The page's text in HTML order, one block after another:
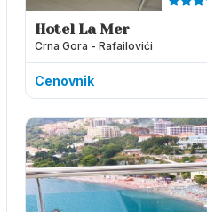
Hotel La Mer
Crna Gora - Rafailovići
Cenovnik